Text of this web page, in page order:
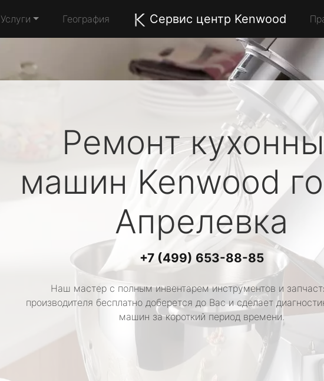
Услуги География Сервис центр Kenwood
Ремонт
машин Kenwood
Апрелевка
+7 (499) 653-88-85
Наш мастер с полным инвентарем инструментов и
производителя бесплатно доберется до Вас и сделает
машин за короткий период времени.